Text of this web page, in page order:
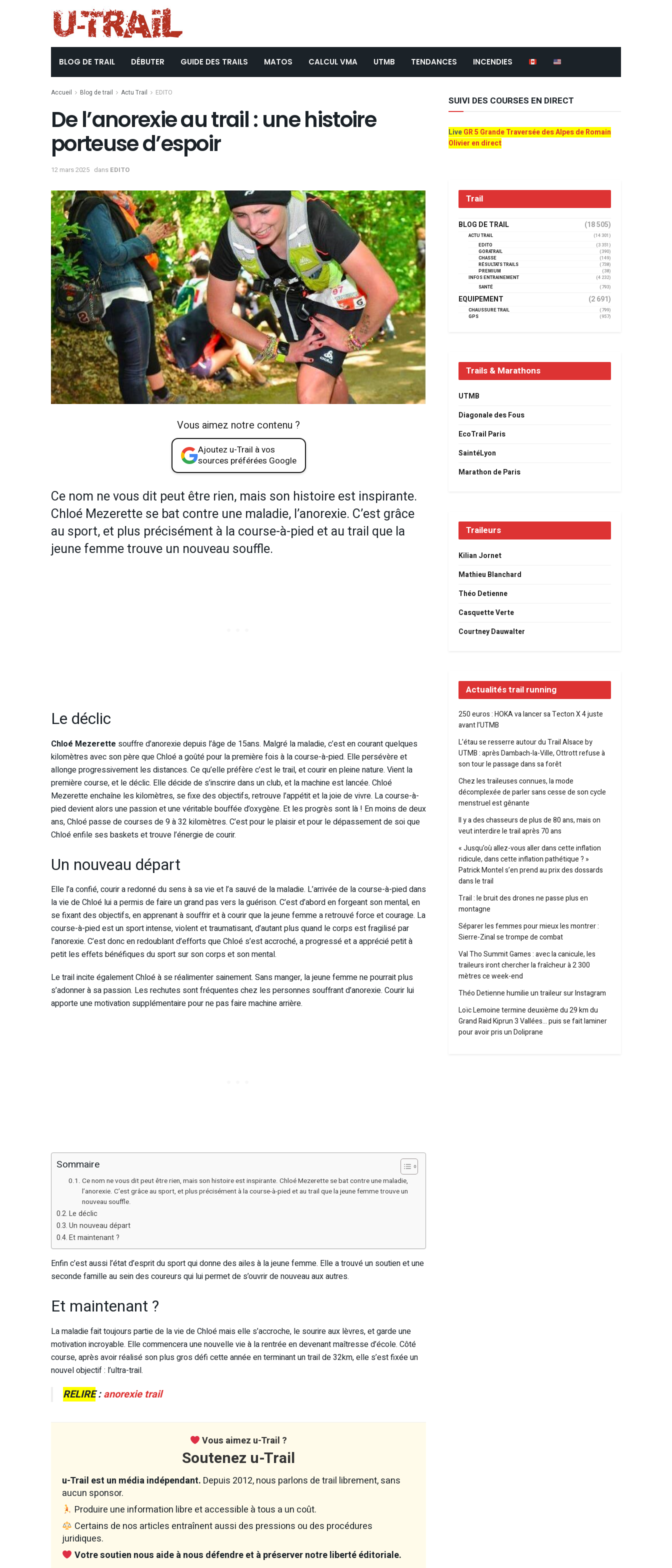
BLOG DE TRAIL DÉBUTER GUIDE DES TRAILS MATOS CALCUL VMA UTMB TENDANCES INCENDIES
Accueil Blog de trail Actu Trail EDITO
De l’anorexie au trail : une histoire
porteuse d’espoir
12 mars 2025 dans EDITO
Vous aimez notre contenu ?
Ajoutez u-Trail à vos
sources préférées Google
Ce nom ne vous dit peut être rien, mais son histoire est inspirante.
Chloé Mezerette se bat contre une maladie, l’anorexie. C’est grâce
au sport, et plus précisément à la course-à-pied et au trail que la
jeune femme trouve un nouveau souffle.
Le déclic
Chloé Mezerette souffre d’anorexie depuis l’âge de 15ans. Malgré la maladie, c’est en courant quelques
kilomètres avec son père que Chloé a goûté pour la première fois à la course-à-pied. Elle persévère et
allonge progressivement les distances. Ce qu’elle préfère c’est le trail, et courir en pleine nature. Vient la
première course, et le déclic. Elle décide de s’inscrire dans un club, et la machine est lancée. Chloé
Mezerette enchaîne les kilomètres, se fixe des objectifs, retrouve l’appétit et la joie de vivre. La course-à-
pied devient alors une passion et une véritable bouffée d’oxygène. Et les progrès sont là ! En moins de deux
ans, Chloé passe de courses de 9 à 32 kilomètres. C’est pour le plaisir et pour le dépassement de soi que
Chloé enfile ses baskets et trouve l’énergie de courir.
Un nouveau départ
Elle l’a confié, courir a redonné du sens à sa vie et l’a sauvé de la maladie. L’arrivée de la course-à-pied dans
la vie de Chloé lui a permis de faire un grand pas vers la guérison. C’est d’abord en forgeant son mental, en
se fixant des objectifs, en apprenant à souffrir et à courir que la jeune femme a retrouvé force et courage. La
course-à-pied est un sport intense, violent et traumatisant, d’autant plus quand le corps est fragilisé par
l’anorexie. C’est donc en redoublant d’efforts que Chloé s’est accroché, a progressé et a apprécié petit à
petit les effets bénéfiques du sport sur son corps et son mental.
Le trail incite également Chloé à se réalimenter sainement. Sans manger, la jeune femme ne pourrait plus
s’adonner à sa passion. Les rechutes sont fréquentes chez les personnes souffrant d’anorexie. Courir lui
apporte une motivation supplémentaire pour ne pas faire machine arrière.
Sommaire
Ce nom ne vous dit peut être rien, mais son histoire est inspirante. Chloé Mezerette se bat contre une maladie,
l’anorexie. C’est grâce au sport, et plus précisément à la course-à-pied et au trail que la jeune femme trouve un
nouveau souffle.
Le déclic
Un nouveau départ
Et maintenant ?
Enfin c’est aussi l’état d’esprit du sport qui donne des ailes à la jeune femme. Elle a trouvé un soutien et une
seconde famille au sein des coureurs qui lui permet de s’ouvrir de nouveau aux autres.
Et maintenant ?
La maladie fait toujours partie de la vie de Chloé mais elle s’accroche, le sourire aux lèvres, et garde une
motivation incroyable. Elle commencera une nouvelle vie à la rentrée en devenant maîtresse d’école. Côté
course, après avoir réalisé son plus gros défi cette année en terminant un trail de 32km, elle s’est fixée un
nouvel objectif : l’ultra-trail.
RELIRE:anorexie trail
Vous aimez u-Trail ?
Soutenez u-Trail
u-Trail est un média indépendant. Depuis 2012, nous parlons de trail librement, sans
aucun sponsor.
Produire une information libre et accessible à tous a un coût.
Certains de nos articles entraînent aussi des pressions ou des procédures
juridiques.
Votre soutien nous aide à nous défendre et à préserver notre liberté éditoriale.
SUIVI DES COURSES EN DIRECT
LiveGR 5 Grande Traversée des Alpes de Romain
Olivier en direct
Trail
BLOG DE TRAIL (18 505)
ACTU TRAIL
(14 301)
EDITO
(3 351)
GORATRAIL
(390)
CHASSE
(149)
RÉSULTATS TRAILS
(738)
PREMIUM
(38)
INFOS ENTRAINEMENT
(4 232)
SANTÉ
(793)
EQUIPEMENT (2 691)
CHAUSSURE TRAIL
(799)
GPS
(957)
Trails & Marathons
UTMB
Diagonale des Fous
EcoTrail Paris
SaintéLyon
Marathon de Paris
Traileurs
Kilian Jornet
Mathieu Blanchard
Théo Detienne
Casquette Verte
Courtney Dauwalter
Actualités trail running
250 euros : HOKA va lancer sa Tecton X 4 juste
avant l’UTMB
L’étau se resserre autour du Trail Alsace by
UTMB : après Dambach-la-Ville, Ottrott refuse à
son tour le passage dans sa forêt
Chez les traileuses connues, la mode
décomplexée de parler sans cesse de son cycle
menstruel est gênante
Il y a des chasseurs de plus de 80 ans, mais on
veut interdire le trail après 70 ans
« Jusqu’où allez-vous aller dans cette inflation
ridicule, dans cette inflation pathétique ? »
Patrick Montel s’en prend au prix des dossards
dans le trail
Trail : le bruit des drones ne passe plus en
montagne
Séparer les femmes pour mieux les montrer :
Sierre-Zinal se trompe de combat
Val Tho Summit Games : avec la canicule, les
traileurs iront chercher la fraîcheur à 2 300
mètres ce week-end
Théo Detienne humilie un traileur sur Instagram
Loïc Lemoine termine deuxième du 29 km du
Grand Raid Kiprun 3 Vallées… puis se fait laminer
pour avoir pris un Doliprane